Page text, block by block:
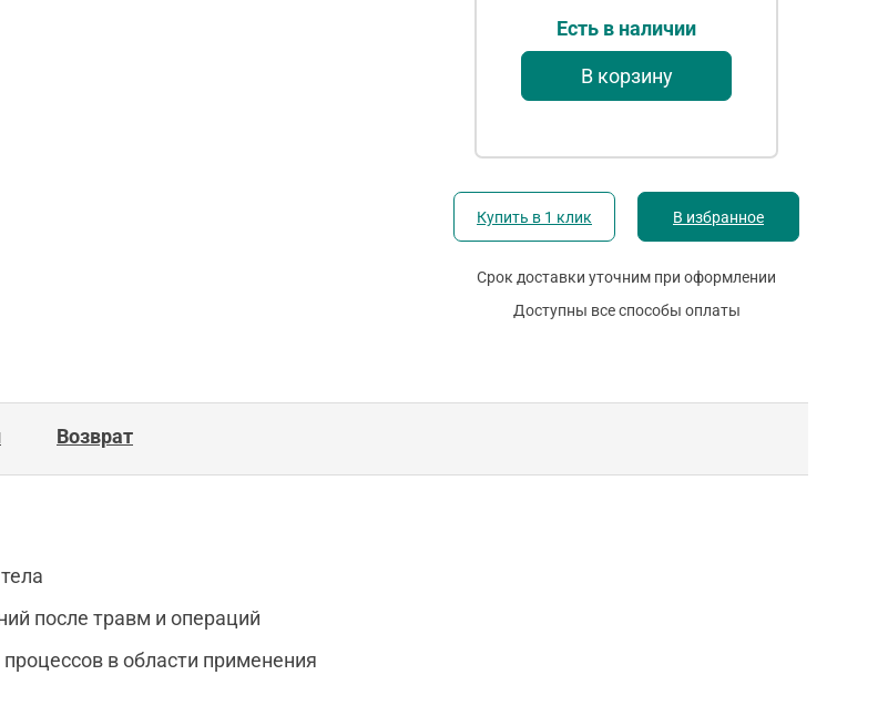
Есть в наличии
В корзину
Купить в 1 клик В избранное
Срок доставки уточним при оформлении
Доступны все способы оплаты
Возврат
после травм и операций
в области применения